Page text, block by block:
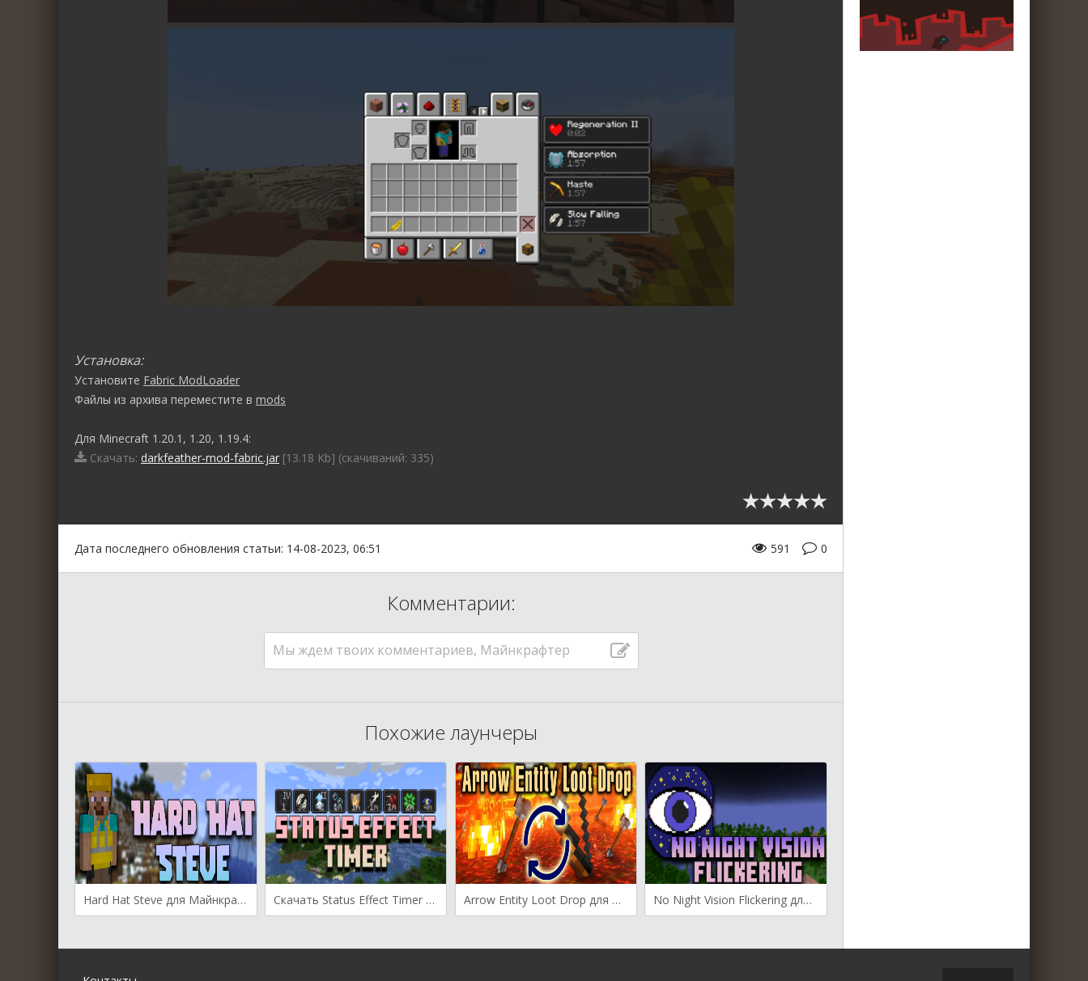
Установка:
Установите Fabric ModLoader
Файлы из архива переместите в mods
Для Minecraft 1.20.1, 1.20, 1.19.4:
Скачать: darkfeather-mod-fabric.jar [13.18 Kb] (cкачиваний: 335)
Дата последнего обновления статьи: 14-08-2023, 06:51 0
591
Комментарии:
Мы ждем твоих комментариев, Майнкрафтер
Похожие лаунчеры
Hard Hat Steve для Майнкрафт [1.16.5, 1.15.2] Скачать Status Effect Timer для Майнкрафт [1.19, 1.18.2, 1.17.1] Arrow Entity Loot Drop для Майнкрафт [1.19.4, 1.19.2] No Night Vision Flickering для Майнкрафт [1.19.3, 1.19.2]